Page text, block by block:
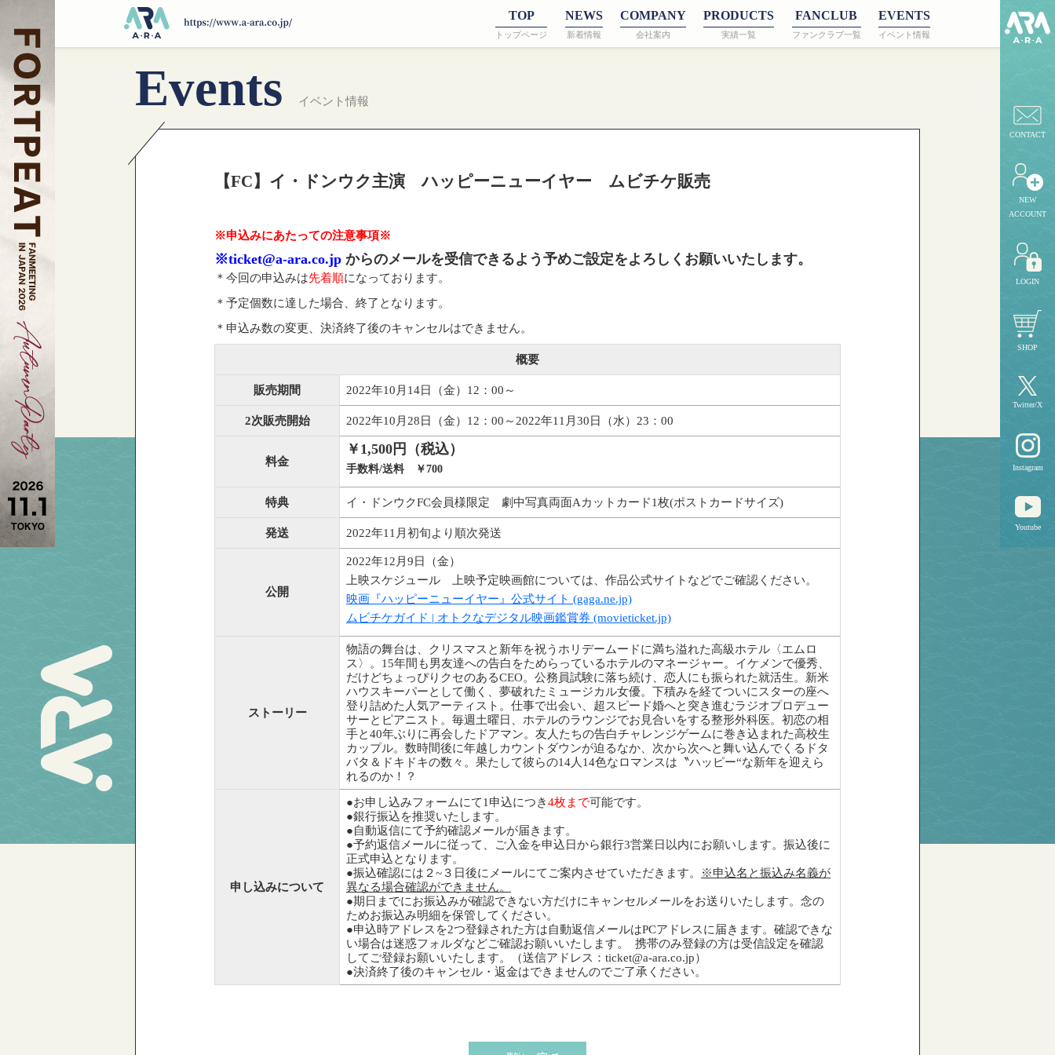
TOP
トップページ
NEWS
新着情報
COMPANY
会社案内
PRODUCTS
実績一覧
FANCLUB
ファンクラブ一覧
EVENTS
イベント情報
Events イベント情報
【FC】イ・ドンウク主演 ハッピーニューイヤー ムビチケ販売
※申込みにあたっての注意事項※
※ticket@a-ara.co.jp からのメールを受信できるよう予めご設定をよろしくお願いいたします。
＊今回の申込みは先着順になっております。
＊予定個数に達した場合、終了となります。
＊申込み数の変更、決済終了後のキャンセルはできません。
概要
販売期間 2022年10月14日（金）12：00～
2次販売開始 2022年10月28日（金）12：00～2022年11月30日（水）23：00
料金
￥1,500円（税込）
手数料/送料 ￥700
特典 イ・ドンウクFC会員様限定 劇中写真両面Aカットカード1枚(ポストカードサイズ)
発送 2022年11月初旬より順次発送
公開
2022年12月9日（金）
上映スケジュール 上映予定映画館については、作品公式サイトなどでご確認ください。
映画『ハッピーニューイヤー』公式サイト (gaga.ne.jp)
ムビチケガイド | オトクなデジタル映画鑑賞券 (movieticket.jp)
ストーリー
物語の舞台は、クリスマスと新年を祝うホリデームードに満ち溢れた高級ホテル〈エムロ
ス〉。15年間も男友達への告白をためらっているホテルのマネージャー。イケメンで優秀、
だけどちょっぴりクセのあるCEO。公務員試験に落ち続け、恋人にも振られた就活生。新米
ハウスキーパーとして働く、夢破れたミュージカル女優。下積みを経てついにスターの座へ
登り詰めた人気アーティスト。仕事で出会い、超スピード婚へと突き進むラジオプロデュー
サーとピアニスト。毎週土曜日、ホテルのラウンジでお見合いをする整形外科医。初恋の相
手と40年ぶりに再会したドアマン。友人たちの告白チャレンジゲームに巻き込まれた高校生
カップル。数時間後に年越しカウントダウンが迫るなか、次から次へと舞い込んでくるドタ
バタ＆ドキドキの数々。果たして彼らの14人14色なロマンスは〝ハッピー“な新年を迎えら
れるのか！？
申し込みについて
●お申し込みフォームにて1申込につき4枚 まで可能です。
●銀行振込を推奨いたします。
●自動返信にて予約確認メールが届きます。
●予約返信メールに従って、ご入金を申込日から銀行3営業日以内にお願いします。振込後に
正式申込となります。
●振込確認には２~３日後にメールにてご案内させていただきます。
※申込名と振込み名義が
異なる場合確認ができません。
●期日までにお振込みが確認できない方だけにキャンセルメールをお送りいたします。念の
ためお振込み明細を保管してください。
●申込時アドレスを2つ登録された方は自動返信メールはPCアドレスに届きます。確認できな
い場合は迷惑フォルダなどご確認お願いいたします。 携帯のみ登録の方は受信設定を確認
してご登録お願いいたします。（送信アドレス：ticket@a-ara.co.jp）
●決済終了後のキャンセル・返金はできませんのでご了承ください。
CONTACT
NEW
ACCOUNT
LOGIN
SHOP
Twitter/X
Instagram
Youtube